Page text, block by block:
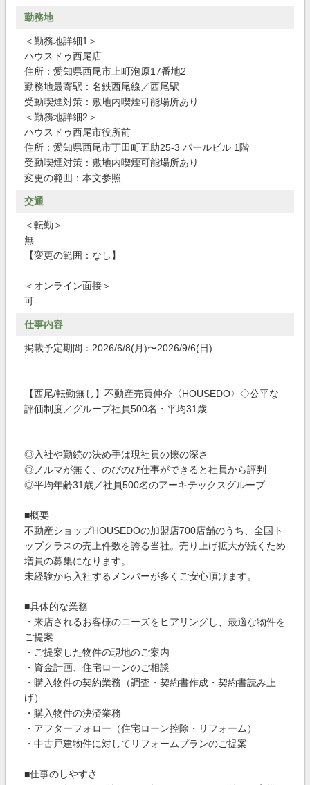
勤務地
＜勤務地詳細1＞
ハウスドゥ西尾店
住所：愛知県西尾市上町泡原17番地2
勤務地最寄駅：名鉄西尾線／西尾駅
受動喫煙対策：敷地内喫煙可能場所あり
＜勤務地詳細2＞
ハウスドゥ西尾市役所前
住所：愛知県西尾市丁田町五助25-3 パールビル 1階
受動喫煙対策：敷地内喫煙可能場所あり
変更の範囲：本文参照
交通
＜転勤＞
無
【変更の範囲：なし】
＜オンライン面接＞
可
仕事内容
掲載予定期間：2026/6/8(月)〜2026/9/6(日)
【西尾/転勤無し】不動産売買仲介〈HOUSEDO〉◇公平な
評価制度／グループ社員500名・平均31歳
◎入社や勤続の決め手は現社員の懐の深さ
◎ノルマが無く、のびのび仕事ができると社員から評判
◎平均年齢31歳／社員500名のアーキテックスグループ
■概要
不動産ショップHOUSEDOの加盟店700店舗のうち、全国ト
ップクラスの売上件数を誇る当社。売り上げ拡大が続くため
増員の募集になります。
未経験から入社するメンバーが多くご安心頂けます。
■具体的な業務
・来店されるお客様のニーズをヒアリングし、最適な物件を
ご提案
・ご提案した物件の現地のご案内
・資金計画、住宅ローンのご相談
・購入物件の契約業務（調査・契約書作成・契約書読み上
げ）
・購入物件の決済業務
・アフターフォロー（住宅ローン控除・リフォーム）
・中古戸建物件に対してリフォームプランのご提案
■仕事のしやすさ